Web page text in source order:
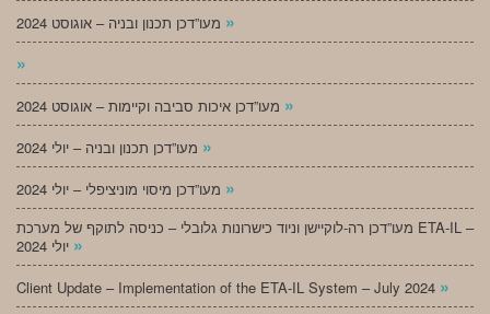
»
»
»
»
»
מעו”דכן רה-לוקיישן וניוד כישרונות גלובלי – כניסה לתוקף של מערכת ETA-IL –
»
Client Update – Implementation of the ETA-IL System – July 2024 »